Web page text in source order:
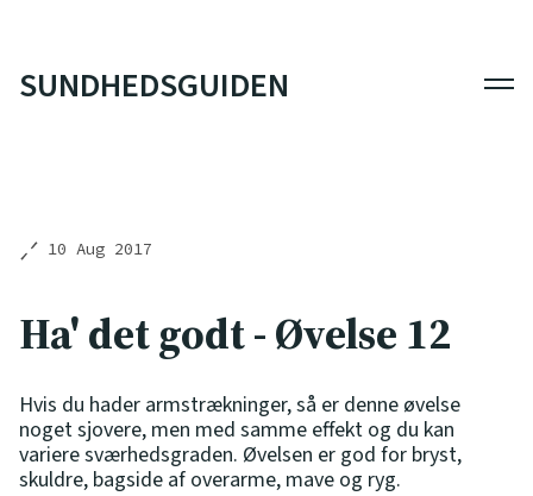
SUNDHEDSGUIDEN
10 Aug 2017
Ha' det godt - Øvelse 12
Hvis du hader armstrækninger, så er denne øvelse
noget sjovere, men med samme effekt og du kan
variere sværhedsgraden. Øvelsen er god for bryst,
skuldre, bagside af overarme, mave og ryg.